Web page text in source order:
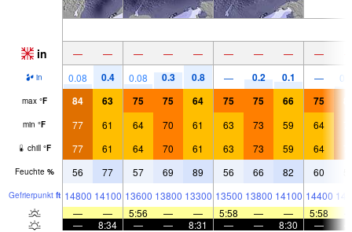
in — — — — — — — — —
in 0.08 0.4 0.08 0.3 0.8 — 0.2 0.1 —
max °F 84 63 75 75 64 75 75 66 75
min °F 77 61 64 70 61 63 73 59 64
chill °F 77 61 64 70 61 63 73 59 64
Feuchte % 56 77 57 69 89 56 66 82 60
Gefrier­punkt ft 14800 14100 13600 13800 13300 13500 13800 14100 14400
—
— 5:56 — — 5:58 — — 5:58
—
8:34 — — 8:31 — — 8:30 —